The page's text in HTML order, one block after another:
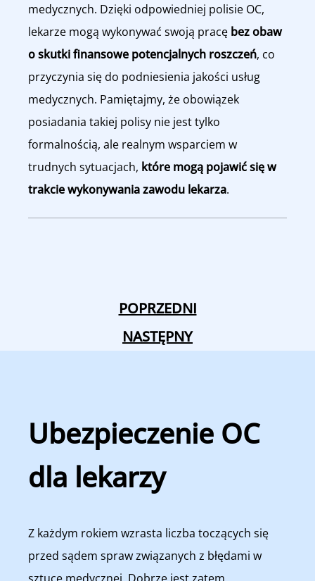
medycznych. Dzięki odpowiedniej polisie OC,
lekarze mogą wykonywać swoją pracę bez obaw
o skutki finansowe potencjalnych roszczeń, co
przyczynia się do podniesienia jakości usług
medycznych. Pamiętajmy, że obowiązek
posiadania takiej polisy nie jest tylko
formalnością, ale realnym wsparciem w
trudnych sytuacjach, które mogą pojawić się w
trakcie wykonywania zawodu lekarza.
POPRZEDNI
NASTĘPNY
Ubezpieczenie OC
dla lekarzy
Z każdym rokiem wzrasta liczba toczących się
przed sądem spraw związanych z błędami w